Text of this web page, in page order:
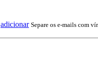
adicionar Separe os e-mails com